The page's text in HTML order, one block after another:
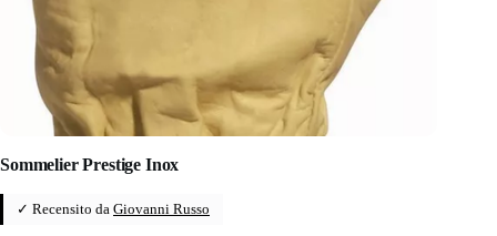
Sommelier Prestige Inox
✓ Recensito da Giovanni Russo